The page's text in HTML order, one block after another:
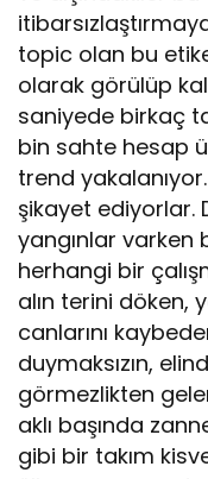
topic olan bu
olarak görülüp
saniyede birkaç
bin sahte hesap
trend
şikayet ediyorlar.
yangınlar varken
herhangi bir
alın terini döken,
canlarını
duymaksızın,
görmezlikten
aklı başında
gibi bir takım